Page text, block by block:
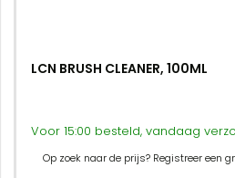
LCN BRUSH CLEANER, 100ML
Voor 15:00 besteld, vandaag
Op zoek naar de prijs? Registreer een